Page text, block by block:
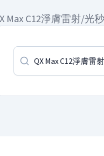
Max C12淨膚雷射/